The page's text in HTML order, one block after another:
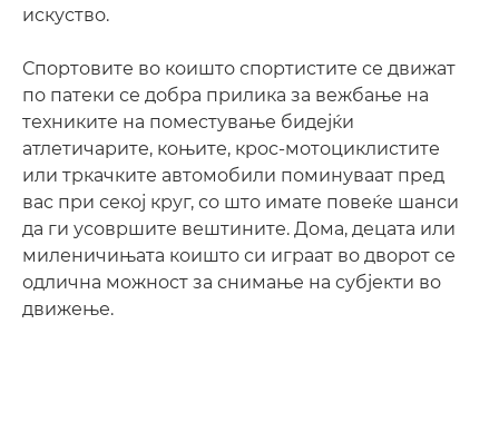
искуство.
Спортовите во коишто спортистите се движат
по патеки се добра прилика за вежбање на
техниките на поместување бидејќи
атлетичарите, коњите, крос-мотоциклистите
или тркачките автомобили поминуваат пред
вас при секој круг, со што имате повеќе шанси
да ги усовршите вештините. Дома, децата или
миленичињата коишто си играат во дворот се
одлична можност за снимање на субјекти во
движење.